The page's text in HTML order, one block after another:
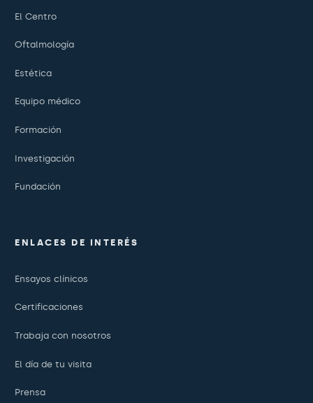
El Centro
Oftalmología
Estética
Equipo médico
Formación
Investigación
Fundación
ENLACES DE INTERÉS
Ensayos clínicos
Certificaciones
Trabaja con nosotros
El día de tu visita
Prensa